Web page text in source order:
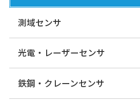
DME-G/H-
光データ伝送装置
ットワーク対応
測域センサ
光電・レーザーセンサ
鉄鋼・クレーンセンサ